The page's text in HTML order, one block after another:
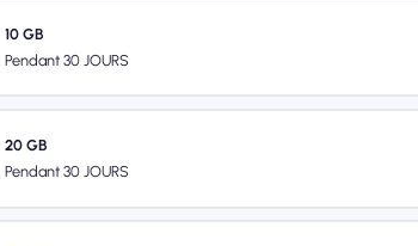
10 GB
Pendant 30 JOURS
20 GB
Pendant 30 JOURS